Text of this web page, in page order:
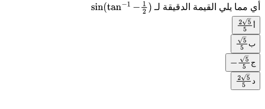
أي مما يلي القيمة الدقيقة لـ
sin(tan− 2)
255
ب
55
ج
− 55
255